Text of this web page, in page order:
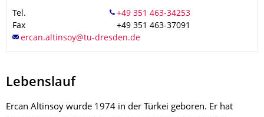
Tel.
Fax
+49 351 463-37091
Lebenslauf
Ercan Altinsoy wurde 1974 in der Türkei geboren. Er hat